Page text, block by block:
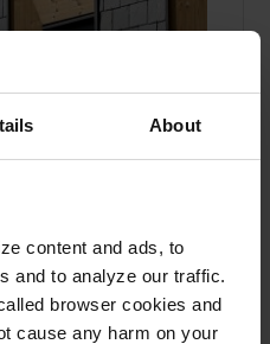
About
content and ads, to
and to analyze our traffic.
browser cookies and
cause any harm on your
på Sven
i Borås